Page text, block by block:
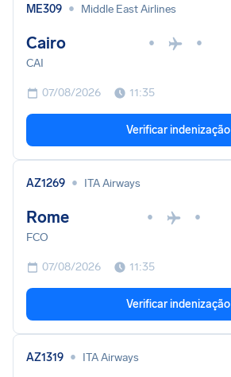
ME309 • Middle East Airlines
Cairo • •
CAI
07/08/2026 11:35
Verificar indenização
AZ1269 • ITA Airways
Rome • •
FCO
07/08/2026 11:35
Verificar indenização
AZ1319 • ITA Airways